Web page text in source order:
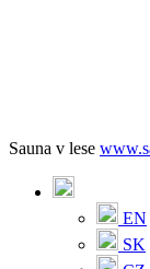
Sauna v lese
EN
SK